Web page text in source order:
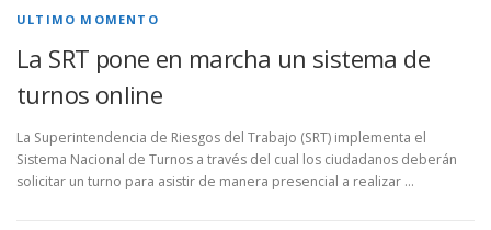
ULTIMO MOMENTO
La SRT pone en marcha un sistema de
turnos online
La Superintendencia de Riesgos del Trabajo (SRT) implementa el
Sistema Nacional de Turnos a través del cual los ciudadanos deberán
solicitar un turno para asistir de manera presencial a realizar …